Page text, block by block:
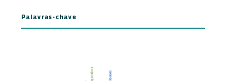
Palavras-chave